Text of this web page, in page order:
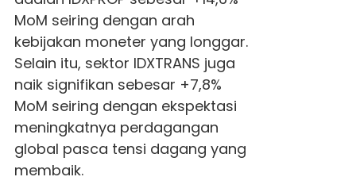
MoM seiring dengan arah
kebijakan moneter yang longgar.
Selain itu, sektor IDXTRANS juga
naik signifikan sebesar +7,8%
MoM seiring dengan ekspektasi
meningkatnya perdagangan
global pasca tensi dagang yang
membaik.